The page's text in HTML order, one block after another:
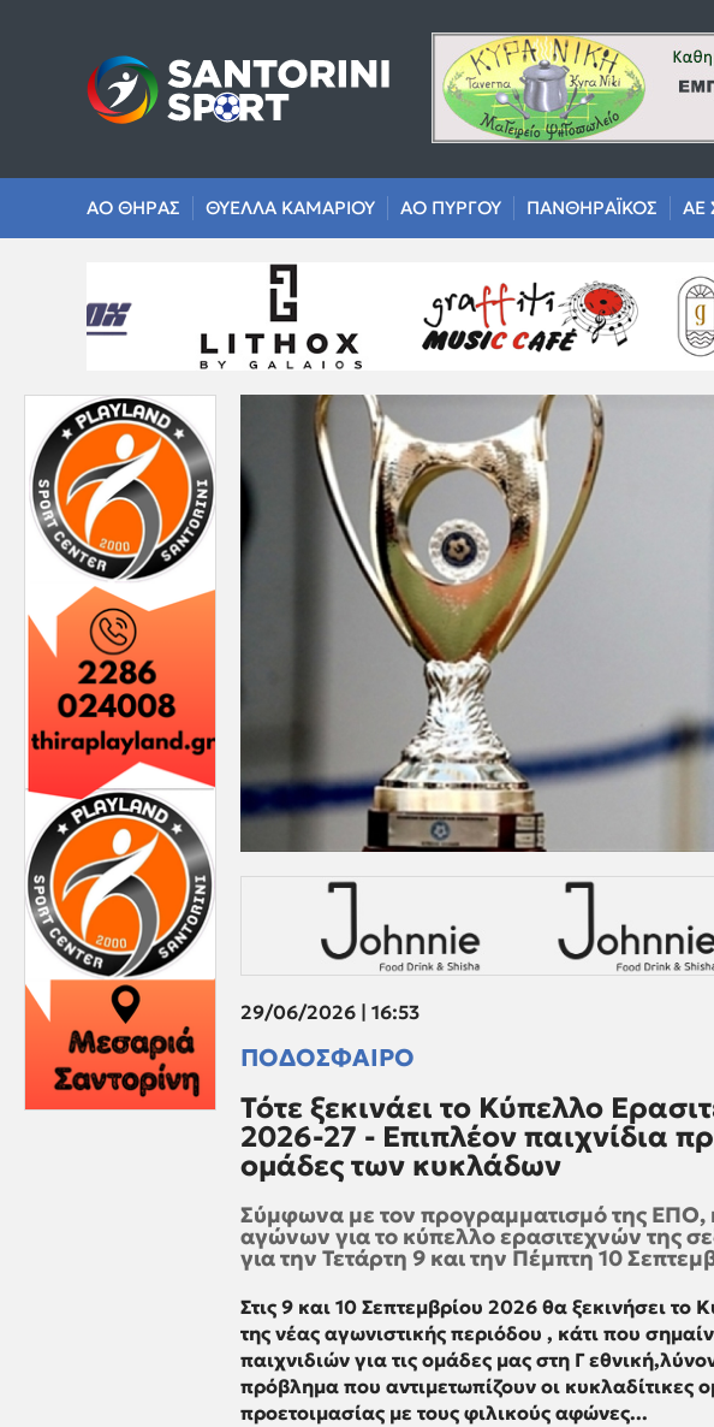
ΑΟ ΘΗΡΑΣ ΘΥΕΛΛΑ ΚΑΜΑΡΙΟΥ ΑΟ ΠΥΡΓΟΥ ΠΑΝΘΗΡΑΪΚΟΣ ΑΕ
29/06/2026 | 16:53
ΠΟΔΟΣΦΑΙΡΟ
Τότε ξεκινάει το Κύπελλο
2026-27 - Επιπλέον παιχνίδια
ομάδες των κυκλάδων
Σύμφωνα με τον προγραμματισμό της ΕΠΟ,
αγώνων για το κύπελλο ερασιτεχνών της
για την Τετάρτη 9 και την Πέμπτη 10
Στις 9 και 10 Σεπτεμβρίου 2026 θα ξεκινήσει
της νέας αγωνιστικής περιόδου , κάτι που
παιχνιδιών για τις ομάδες μας στη Γ
πρόβλημα που αντιμετωπίζουν οι κυκλαδίτικες
προετοιμασίας με τους φιλικούς αφώνες...